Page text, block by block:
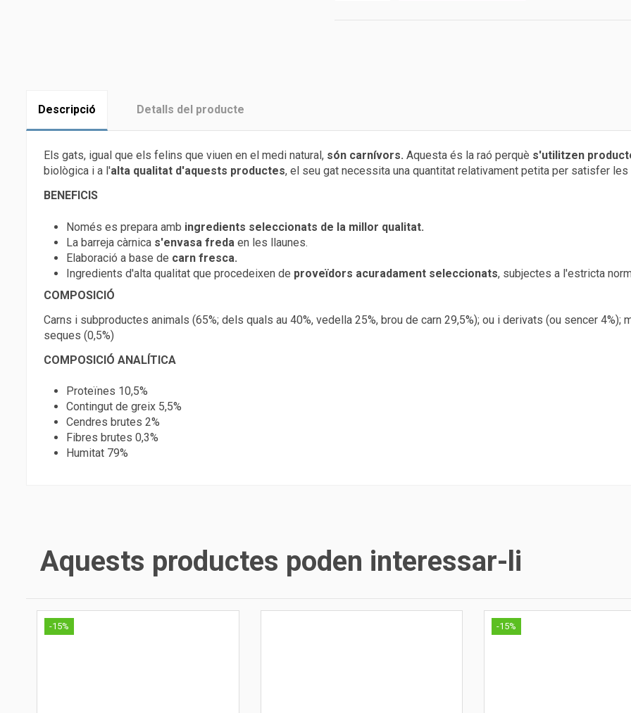
Descripció Detalls del producte
Els gats, igual que els felins que viuen en el medi natural, són carnívors. Aquesta és la raó perquè s'utilitzen
biològica i a l'alta qualitat d'aquests productes, el seu gat necessita una quantitat relativament petita per satisfer
BENEFICIS
Només es prepara amb ingredients seleccionats de la millor qualitat.
La barreja càrnica s'envasa freda en les llaunes.
Elaboració a base de carn fresca.
Ingredients d'alta qualitat que procedeixen de proveïdors acuradament seleccionats, subjectes a l'estricta
COMPOSICIÓ
Carns i subproductes animals (65%; dels quals au 40%, vedella 25%, brou de carn 29,5%); ou i derivats (ou sencer
seques (0,5%)
COMPOSICIÓ ANALÍTICA
Proteïnes 10,5%
Contingut de greix 5,5%
Cendres brutes 2%
Fibres brutes 0,3%
Humitat 79%
Aquests productes poden interessar-li
-15% -15%